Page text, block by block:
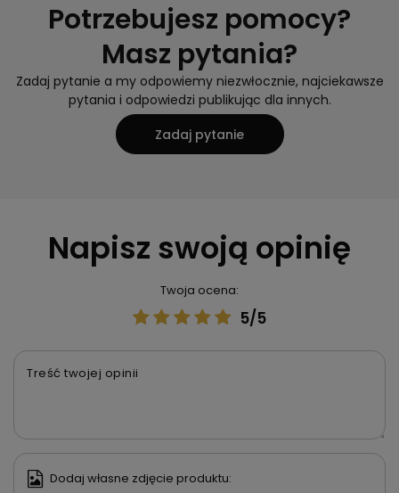
Potrzebujesz pomocy?
Masz pytania?
Zadaj pytanie a my odpowiemy niezwłocznie, najciekawsze
pytania i odpowiedzi publikując dla innych.
Zadaj pytanie
Napisz swoją opinię
Twoja ocena:
5/5
Treść twojej opinii
Dodaj własne zdjęcie produktu: